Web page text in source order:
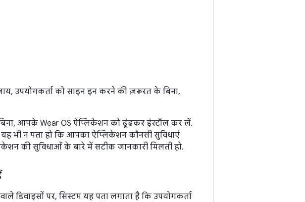
उपयोगकर्ता को साइन इन करने की ज़रूरत के बिना,
आपके Wear OS ऐप्लिकेशन को ढूंढकर इंस्टॉल कर लें.
भी न पता हो कि आपका ऐप्लिकेशन कौनसी सुविधाएं
की सुविधाओं के बारे में सटीक जानकारी मिलती हो.
डिवाइसों पर, सिस्टम यह पता लगाता है कि उपयोगकर्ता